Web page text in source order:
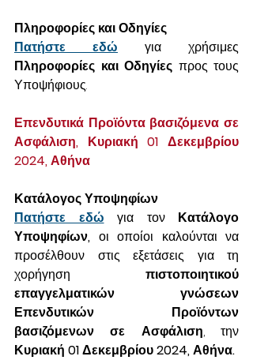
Πληροφορίες και Οδηγίες
Πατήστε εδώ
Πληροφορίες και Οδηγίες προς τους
Υποψήφιους.
Επενδυτικά Προϊόντα βασιζόμενα σε
Ασφάλιση, Κυριακή 01 Δεκεμβρίου
2024, Αθήνα
Κατάλογος Υποψηφίων
Πατήστε εδώ για τον Κατάλογο
Υποψηφίων, οι οποίοι καλούνται να
προσέλθουν στις εξετάσεις για τη
χορήγηση πιστοποιητικού
επαγγελματικών γνώσεων
Επενδυτικών Προϊόντων
βασιζόμενων σε Ασφάλιση
Κυριακή 01 Δεκεμβρίου 2024, Αθήνα.